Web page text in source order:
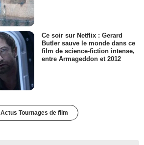
Ce soir sur Netflix : Gerard
Butler sauve le monde dans ce
film de science-fiction intense,
entre Armageddon et 2012
Actus Tournages de film